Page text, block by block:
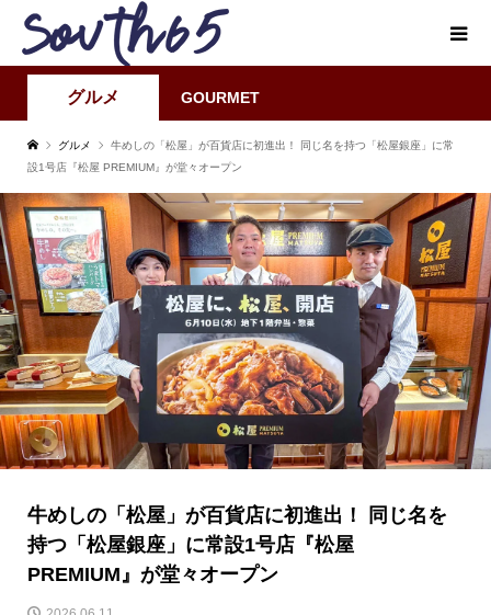
グルメ GOURMET
グルメ
牛めしの「松屋」が百貨店に初進出！ 同じ名を持つ「松屋銀座」に常
設1号店『松屋 PREMIUM』が堂々オープン
牛めしの「松屋」が百貨店に初進出！ 同じ名を
持つ「松屋銀座」に常設1号店『松屋
PREMIUM』が堂々オープン